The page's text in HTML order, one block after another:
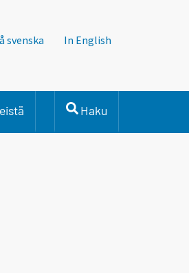
svenska In English
Haku